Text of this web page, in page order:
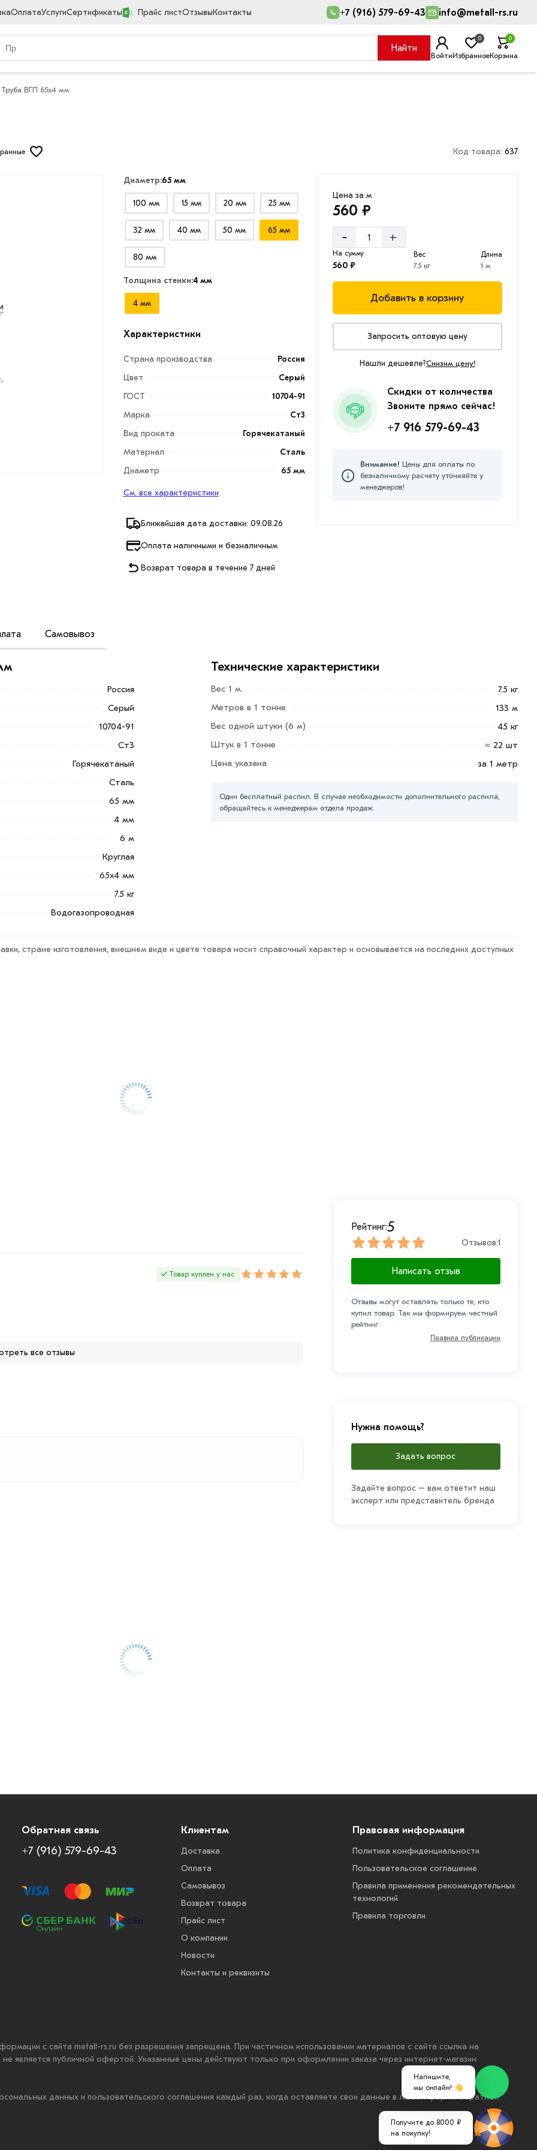
ОплатаУслугиСертификаты Прайс листОтзывыКонтакты +7 (916) 579-69-43 info@metall-rs.ru
Найти
ВойтиИзбранное
0
Корзина
0
Труба ВГП 65х4 мм
Код товара: 637
Диаметр:65 мм
100 мм 15 мм 20 мм 25 мм
32 мм 40 мм 50 мм 65 мм
80 мм
Толщина стенки:4 мм
4 мм
Характеристики
Страна производства
Россия
Цвет
Серый
ГОСТ
10704-91
Марка
Ст3
Вид проката
Горячекатаный
Материал
Сталь
Диаметр
65 мм
См. все характеристики
Ближайшая дата доставки: 09.08.26
Оплата наличными и безналичным
Возврат товара в течение 7 дней
Цена за м
560 ₽
- +
На сумму
560 ₽
Вес
7.5 кг
Длина
1 м
Добавить в корзину
Запросить оптовую цену
Нашли дешевле?Снизим цену!
Скидки от количества
Звоните прямо сейчас!
+7 916 579-69-43
Внимание! Цены для оплаты по
безналичному расчету уточняйте у
менеджеров!
Самовывоз
стали, с защитным цинковым
среды.
обеспечивает изделию
в кораблестроении, например, для
газопроводных конструкциях и в
закалки, что придает ей особую
а сохраняет свою прежнюю форму.
или нажмите на
по контактам указанным на сайте.
категории Труба водогазопроводная
с Вами для согласования условий доставки или самовывоза.
всем стандартам качества. Возврат купленного товарa в течение 7 дней (наличие чека обязательно).
Россия
Серый
10704-91
Ст3
Горячекатаный
Сталь
65 мм
4 мм
6 м
Круглая
65х4 мм
7.5 кг
Водогазопроводная
Технические характеристики
Вес 1 м.
7.5 кг
Метров в 1 тонне
133 м
Вес одной штуки (6 м)
45 кг
Штук в 1 тонне
≈ 22 шт
Цена указана
за 1 метр
Один бесплатный распил. В случае необходимости дополнительного распила,
обращайтесь к менеджерам отдела продаж.
стране изготовления, внешнем виде и цвете товара носит справочный характер и основывается на последних доступных
Товар куплен у нас
все отзывы
Рейтинг:5
Отзывов:1
Написать отзыв
Отзывы могут оставлять только те, кто
купил товар. Так мы формируем честный
рейтинг
Правила публикации
Нужна помощь?
Задать вопрос
Задайте вопрос – вам ответит наш
эксперт или представитель бренда
Обратная связь
+7 (916) 579-69-43
Клиентам
Доставка
Оплата
Самовывоз
Возврат товара
Прайс лист
О компании
Новости
Контакты и реквизиты
Правовая информация
Политика конфиденциальности
Пользовательское соглашение
Правила применения рекомендательных
технологий
Правила торговли
с сайта metall-rs.ru без разрешения запрещена. При частичном использовании материалов с сайта ссылка на
является публичной офертой. Указанные цены действуют только при оформлении заказа через интернет-магазин
данных и пользовательского соглашения каждый раз, когда оставляете свои данные в любой форме обратной
Напишите,
мы онлайн! 👋
Получите до 8000 ₽
на покупку!